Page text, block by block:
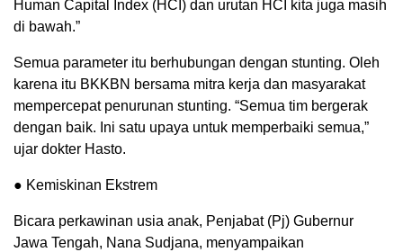
Human Capital Index (HCI) dan urutan HCI kita juga masih
di bawah.”
Semua parameter itu berhubungan dengan stunting. Oleh
karena itu BKKBN bersama mitra kerja dan masyarakat
mempercepat penurunan stunting. “Semua tim bergerak
dengan baik. Ini satu upaya untuk memperbaiki semua,”
ujar dokter Hasto.
● Kemiskinan Ekstrem
Bicara perkawinan usia anak, Penjabat (Pj) Gubernur
Jawa Tengah, Nana Sudjana, menyampaikan